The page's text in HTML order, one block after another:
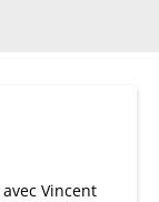
avec Vincent